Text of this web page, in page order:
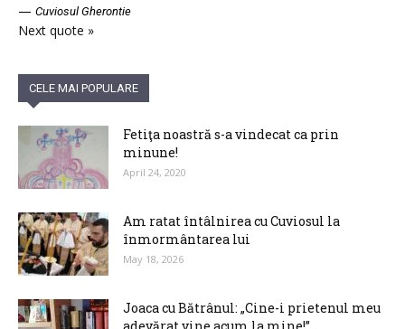
— Cuviosul Gherontie
Next quote »
CELE MAI POPULARE
Fetiţa noastră s-a vindecat ca prin
minune!
April 24, 2020
Am ratat întâlnirea cu Cuviosul la
înmormântarea lui
May 18, 2026
Joaca cu Bătrânul: „Cine-i prietenul meu
adevărat vine acum la mine!”...